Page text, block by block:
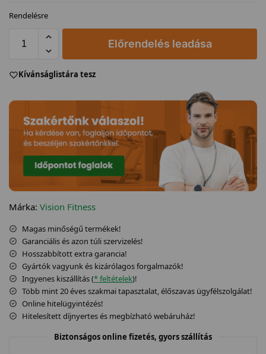
Rendelésre
Előrendelés leadása
Kívánságlistára tesz
Márka: Vision Fitness
Magas minőségű termékek!
Garanciális és azon túli szervizelés!
Hosszabbított extra garancia!
Gyártók vagyunk és kizárólagos forgalmazók!
Ingyenes kiszállítás (* feltételek)!
Több mint 20 éves szakmai tapasztalat, élőszavas ügyfélszolgálat!
Online hitelügyintézés!
Hitelesített díjnyertes és megbízható webáruház!
Biztonságos online fizetés, gyors szállítás